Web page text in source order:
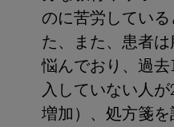
のに苦労してい
た、また、患者
悩んでおり、過
入していない人が
増加）、処方箋